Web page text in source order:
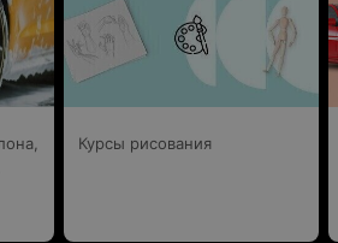
Курсы рисования